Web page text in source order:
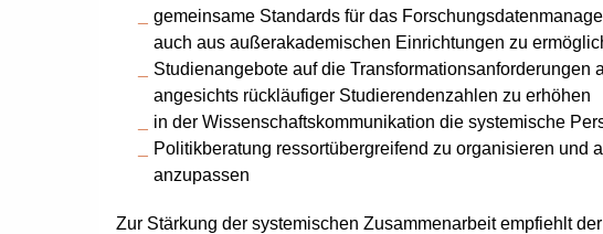
gemeinsame Standards für das
auch aus außerakademischen Einrichtungen zu
Studienangebote auf die Transformationsanforderungen
angesichts rückläufiger Studierendenzahlen zu erhöhen
in der Wissenschaftskommunikation die systemische
Politikberatung ressortübergreifend zu organisieren und
anzupassen
Zur Stärkung der systemischen Zusammenarbeit empfiehlt der